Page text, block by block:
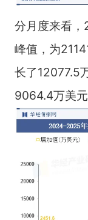
分月度来看，
峰值，为
长了12077.5
9064.4万美元